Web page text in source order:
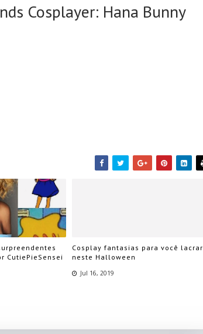
Cosplayer: Hana Bunny
CutiePieSensei
Cosplay fantasias para você lacrar
neste Halloween
Jul 16, 2019